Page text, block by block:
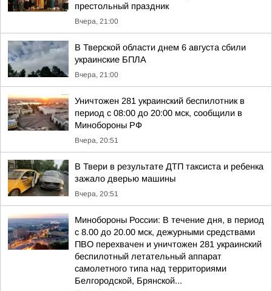
престольный праздник
Вчера, 21:00
В Тверской области днем 6 августа сбили
украинские БПЛА
Вчера, 21:00
Уничтожен 281 украинский беспилотник в
период с 08:00 до 20:00 мск, сообщили в
Минобороны РФ
Вчера, 20:51
В Твери в результате ДТП таксиста и ребенка
зажало дверью машины
Вчера, 20:51
Минобороны России: В течение дня, в период
с 8.00 до 20.00 мск, дежурными средствами
ПВО перехвачен и уничтожен 281 украинский
беспилотный летательный аппарат
самолетного типа над территориями
Белгородской, Брянской...